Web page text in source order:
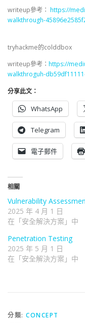
writeup參考： https://
walkthrough-
tryhackme的colddbox
writeup參考： https://
walkthroguh-
分享此文：
WhatsApp
Telegram
電子郵件
相關
Vulnerability
2025 年 4 月 1 日
在「安全解決方案」中
Penetration Testing
2025 年 5 月 1 日
在「安全解決方案」中
分類: CONCEPT